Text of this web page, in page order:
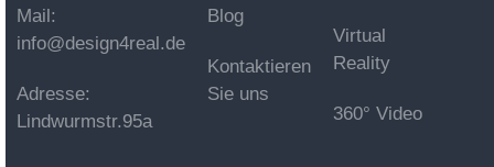
Mail:
info@design4real.de
Adresse:
Lindwurmstr.95a
Blog
Kontaktieren
Sie uns
Virtual
Reality
360° Video